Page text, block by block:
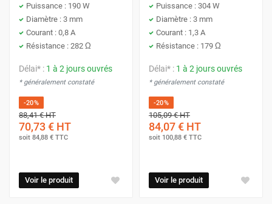
Puissance : 190 W
Diamètre : 3 mm
Courant : 0,8 A
Résistance : 282 Ω
Délai* : 1 à 2 jours ouvrés
* généralement constaté
-20%
88,41 €HT
70,73 € HT
soit 84,88 € TTC
Voir le produit
Puissance : 304 W
Diamètre : 3 mm
Courant : 1,3 A
Résistance : 179 Ω
Délai* : 1 à 2 jours ouvrés
* généralement constaté
-20%
105,09 €HT
84,07 € HT
soit 100,88 € TTC
Voir le produit